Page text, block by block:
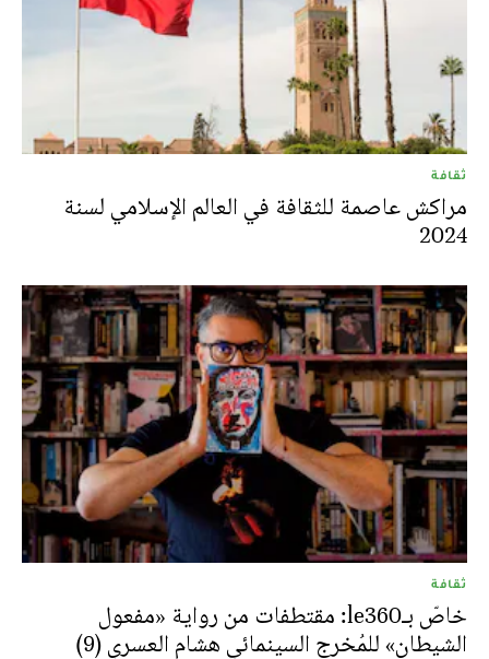
ثقافة
مراكش عاصمة للثقافة في العالم الإسلامي لسنة
2024
ثقافة
خاصّ بـle360: مقتطفات من رواية «مفعول
الشيطان» للمُخرج السينمائي هشام العسري (9)